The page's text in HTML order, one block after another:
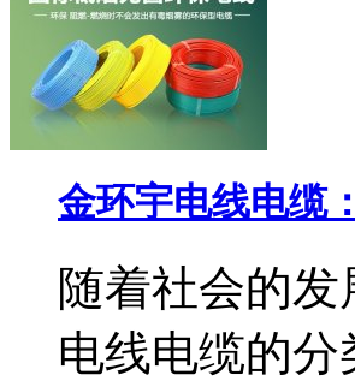
金环宇电线电缆
随着社会的
电线电缆的